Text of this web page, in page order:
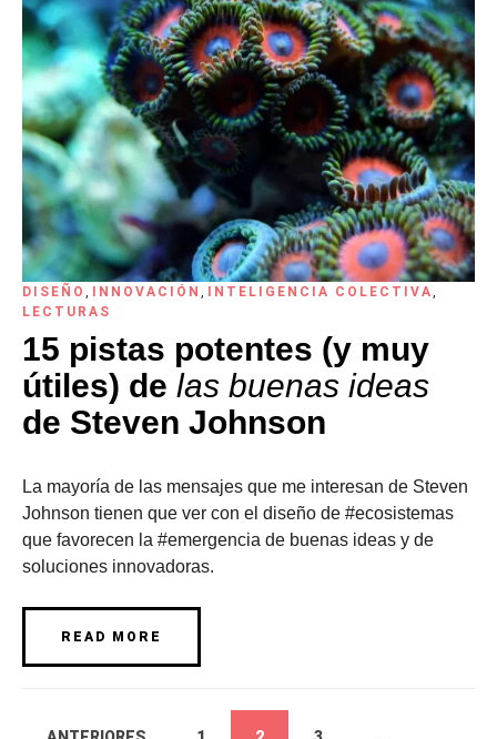
DISEÑO , INNOVACIÓN , INTELIGENCIA COLECTIVA,
LECTURAS
15 pistas potentes (y muy
útiles) de las buenas ideas
de Steven Johnson
La mayoría de las mensajes que me interesan de Steven
Johnson tienen que ver con el diseño de #ecosistemas
que favorecen la #emergencia de buenas ideas y de
soluciones innovadoras.
READ MORE